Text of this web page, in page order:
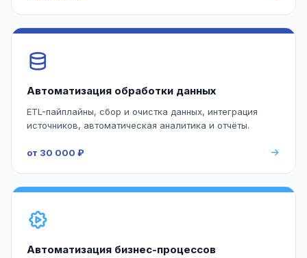
Автоматизация обработки данных
ETL-пайплайны, сбор и очистка данных, интеграция
источников, автоматическая аналитика и отчёты.
от 30 000 ₽
Автоматизация бизнес-процессов